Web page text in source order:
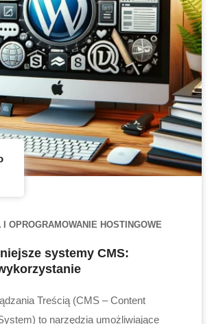
I OPROGRAMOWANIE HOSTINGOWE
systemy CMS:
Treścią (CMS – Content
to narzędzia umożliwiające